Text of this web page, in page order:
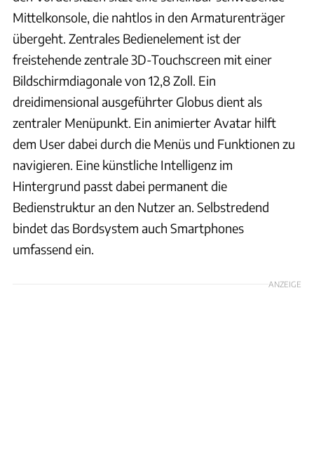
Mittelkonsole, die nahtlos in den Armaturenträger
übergeht. Zentrales Bedienelement ist der
freistehende zentrale 3D-Touchscreen mit einer
Bildschirmdiagonale von 12,8 Zoll. Ein
dreidimensional ausgeführter Globus dient als
zentraler Menüpunkt. Ein animierter Avatar hilft
dem User dabei durch die Menüs und Funktionen zu
navigieren. Eine künstliche Intelligenz im
Hintergrund passt dabei permanent die
Bedienstruktur an den Nutzer an. Selbstredend
bindet das Bordsystem auch Smartphones
umfassend ein.
ANZEIGE